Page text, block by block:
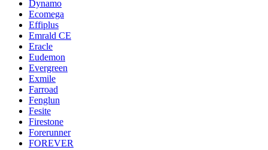
Dynamo
Ecomega
Effiplus
Emrald СЕ
Eracle
Eudemon
Evergreen
Exmile
Farroad
Fenglun
Fesite
Firestone
Forerunner
FOREVER